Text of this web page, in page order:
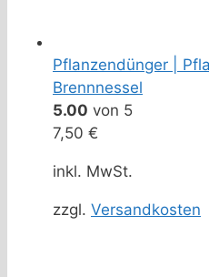
Pflanzendünger |
Brennnessel
5.00 von 5
7,50 €
inkl. MwSt.
zzgl. Versandkosten